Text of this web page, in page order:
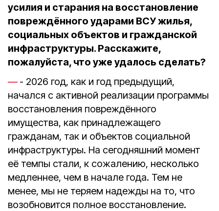
усилия и старания на восстановление
повреждённого ударами ВСУ жилья,
социальных объектов и гражданской
инфраструктуры. Расскажите,
пожалуйста, что уже удалось сделать?
- 2026 год, как и год предыдущий,
начался с активной реализации программы
восстановления повреждённого
имущества, как принадлежащего
гражданам, так и объектов социальной
инфраструктуры. На сегодняшний момент
её темпы стали, к сожалению, несколько
медленнее, чем в начале года. Тем не
менее, мы не теряем надежды на то, что
возобновится полное восстановление.